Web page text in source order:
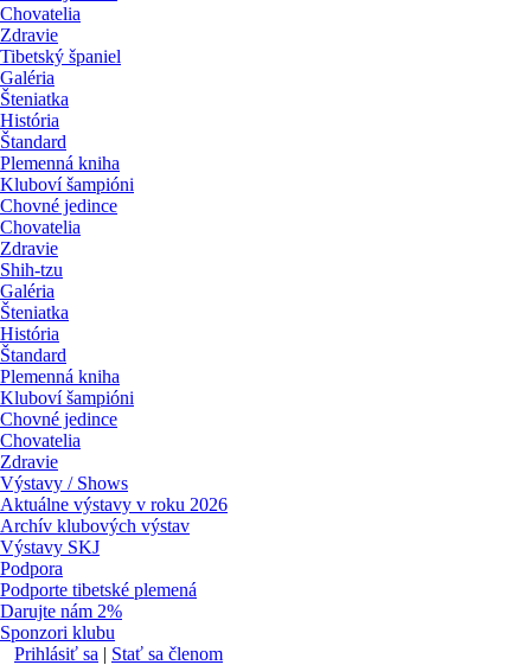
Chovatelia
Zdravie
Tibetský španiel
Galéria
Šteniatka
História
Štandard
Plemenná kniha
Kluboví šampióni
Chovné jedince
Chovatelia
Zdravie
Shih-tzu
Galéria
Šteniatka
História
Štandard
Plemenná kniha
Kluboví šampióni
Chovné jedince
Chovatelia
Zdravie
Výstavy / Shows
Aktuálne výstavy v roku 2026
Archív klubových výstav
Výstavy SKJ
Podpora
Podporte tibetské plemená
Darujte nám 2%
Sponzori klubu
Prihlásiť sa | Stať sa členom